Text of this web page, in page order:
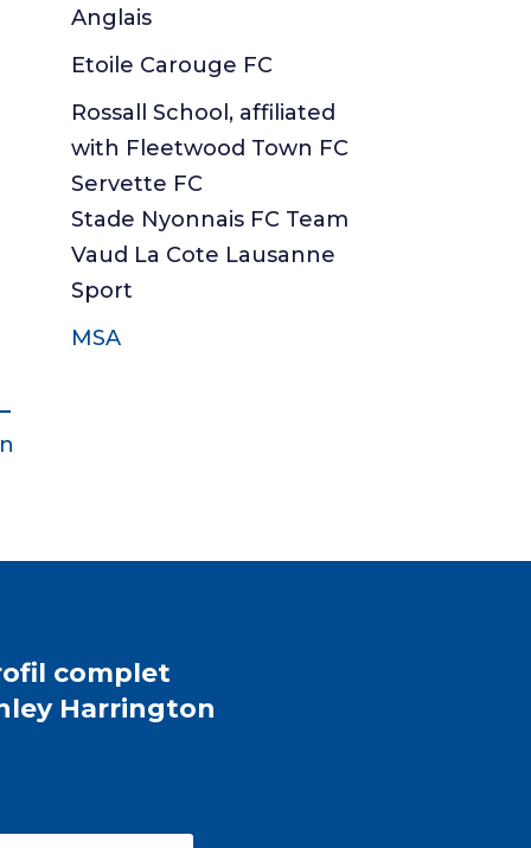
Anglais
Etoile Carouge FC
Rossall School, affiliated
with Fleetwood Town FC
Servette FC
Stade Nyonnais FC Team
Vaud La Cote Lausanne
Sport
MSA
complet
Harrington